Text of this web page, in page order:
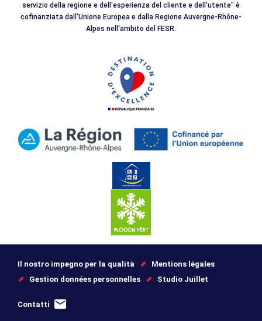
servizio della regione e dell'esperienza del cliente e dell'utente" è
cofinanziata dall'Unione Europea e dalla Regione Auvergne-Rhône-
Alpes nell'ambito del FESR.
Il nostro impegno per la qualità
Mentions légales
Gestion données personnelles
Studio Juillet
Contatti